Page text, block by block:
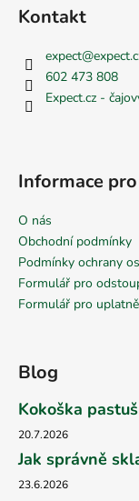
Kontakt
expect@
602 473 808
Expect.cz -
Informace
O nás
Obchodní podmínky
Podmínky ochrany
Formulář pro
Formulář pro
Blog
Kokoška
20.7.2026
Jak správně
23.6.2026